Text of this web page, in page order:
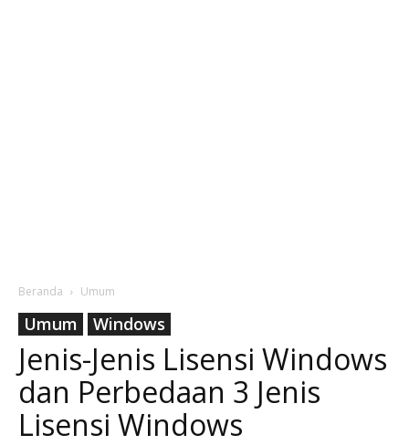
Beranda Umum
Umum Windows
Jenis-Jenis Lisensi Windows
dan Perbedaan 3 Jenis
Lisensi Windows